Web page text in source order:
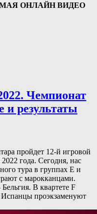
ОНЛАЙН ВИДЕО
Чемпионат
и результаты
пройдет 12-й игровой
года. Сегодня, нас
тура в группах Е и
с марокканцами.
В квартете F
проэкзаменуют